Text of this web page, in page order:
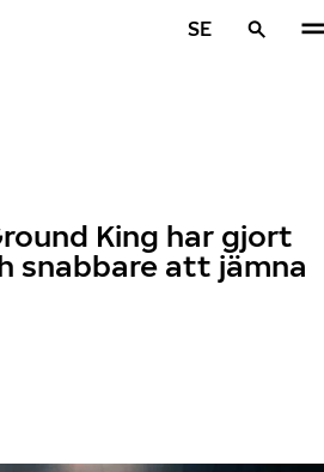
SE
King har gjort
snabbare att jämna